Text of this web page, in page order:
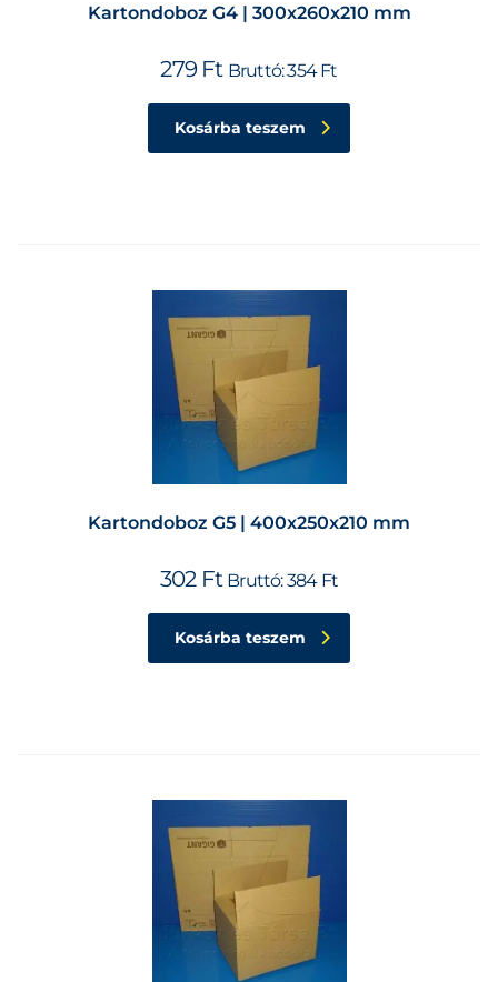
Kartondoboz G4 | 300x260x210 mm
279 Ft Bruttó:354Ft
Kosárba teszem
Kartondoboz G5 | 400x250x210 mm
302 Ft Bruttó:384 Ft
Kosárba teszem